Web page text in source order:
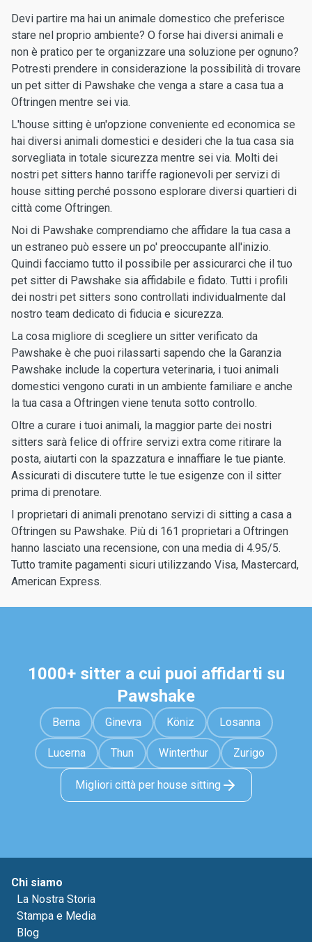
Devi partire ma hai un animale domestico che preferisce
stare nel proprio ambiente? O forse hai diversi animali e
non è pratico per te organizzare una soluzione per ognuno?
Potresti prendere in considerazione la possibilità di trovare
un pet sitter di Pawshake che venga a stare a casa tua a
Oftringen mentre sei via.
L'house sitting è un'opzione conveniente ed economica se
hai diversi animali domestici e desideri che la tua casa sia
sorvegliata in totale sicurezza mentre sei via. Molti dei
nostri pet sitters hanno tariffe ragionevoli per servizi di
house sitting perché possono esplorare diversi quartieri di
città come Oftringen.
Noi di Pawshake comprendiamo che affidare la tua casa a
un estraneo può essere un po' preoccupante all'inizio.
Quindi facciamo tutto il possibile per assicurarci che il tuo
pet sitter di Pawshake sia affidabile e fidato. Tutti i profili
dei nostri pet sitters sono controllati individualmente dal
nostro team dedicato di fiducia e sicurezza.
La cosa migliore di scegliere un sitter verificato da
Pawshake è che puoi rilassarti sapendo che la Garanzia
Pawshake include la copertura veterinaria, i tuoi animali
domestici vengono curati in un ambiente familiare e anche
la tua casa a Oftringen viene tenuta sotto controllo.
Oltre a curare i tuoi animali, la maggior parte dei nostri
sitters sarà felice di offrire servizi extra come ritirare la
posta, aiutarti con la spazzatura e innaffiare le tue piante.
Assicurati di discutere tutte le tue esigenze con il sitter
prima di prenotare.
I proprietari di animali prenotano servizi di sitting a casa a
Oftringen su Pawshake. Più di 161 proprietari a Oftringen
hanno lasciato una recensione, con una media di 4.95/5.
Tutto tramite pagamenti sicuri utilizzando Visa, Mastercard,
American Express.
1000+ sitter a cui puoi affidarti su
Pawshake
Berna Ginevra Köniz Losanna
Lucerna Thun Winterthur Zurigo
Migliori città per house sitting
Chi siamo
La Nostra Storia
Stampa e Media
Blog